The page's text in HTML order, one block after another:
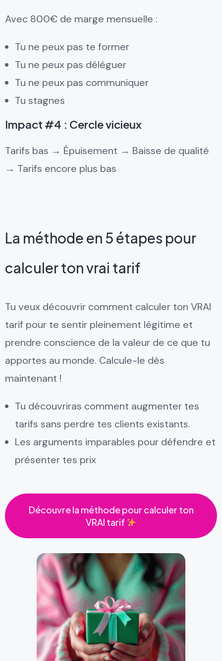
Avec 800€ de marge mensuelle :
Tu ne peux pas te former
Tu ne peux pas déléguer
Tu ne peux pas communiquer
Tu stagnes
Impact #4 : Cercle vicieux
Tarifs bas → Épuisement → Baisse de qualité
→ Tarifs encore plus bas
La méthode en 5 étapes pour
calculer ton vrai tarif
Tu veux découvrir comment calculer ton VRAI
tarif pour te sentir pleinement légitime et
prendre conscience de la valeur de ce que tu
apportes au monde. Calcule-le dès
maintenant !
Tu découvriras comment augmenter tes
tarifs sans perdre tes clients existants.
Les arguments imparables pour défendre et
présenter tes prix
Découvre la méthode pour calculer ton
VRAI tarif